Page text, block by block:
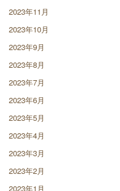
2023年11月
2023年10月
2023年9月
2023年8月
2023年7月
2023年6月
2023年5月
2023年4月
2023年3月
2023年2月
2023年1月